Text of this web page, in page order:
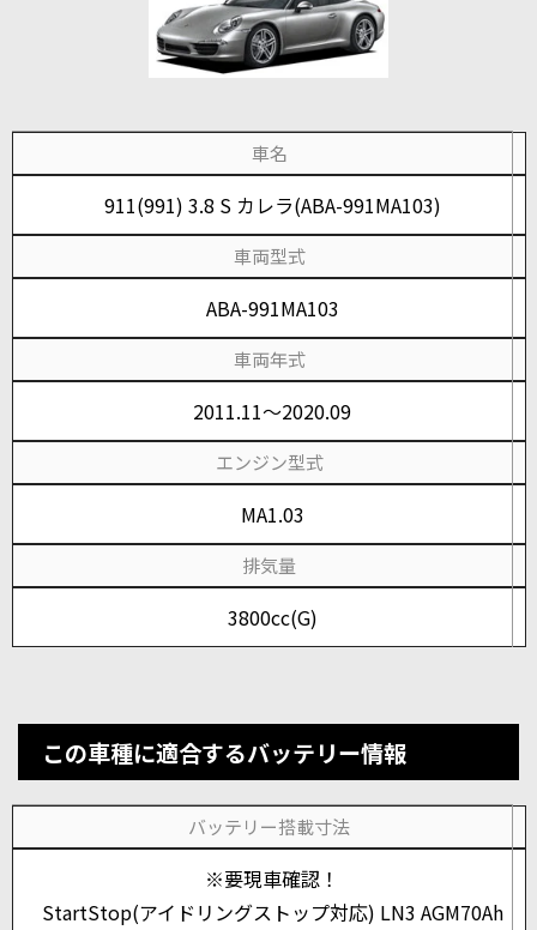
車名
911(991) 3.8 S カレラ(ABA-991MA103)
車両型式
ABA-991MA103
車両年式
2011.11～2020.09
エンジン型式
MA1.03
排気量
3800cc(G)
この車種に適合するバッテリー情報
バッテリー搭載寸法
※要現車確認！
StartStop(アイドリングストップ対応) LN3 AGM70Ah